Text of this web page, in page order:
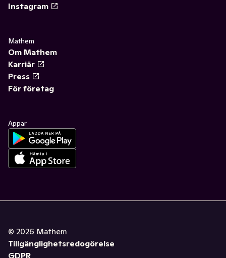
Instagram
Mathem
Om Mathem
Karriär
Press
För företag
Appar
© 2026 Mathem
Tillgänglighetsredogörelse
GDPR